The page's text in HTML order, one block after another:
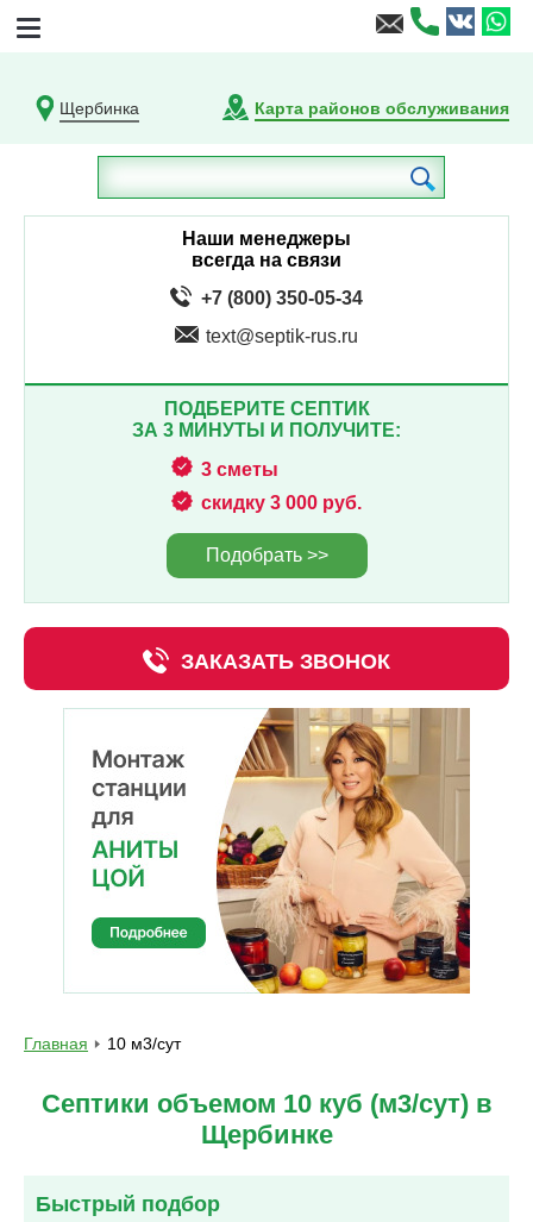
Щербинка Карта районов обслуживания
Главная 10 м3/сут
Септики объемом 10 куб (м3/сут) в
Щербинке
Быстрый подбор
Наши менеджеры
всегда на связи
+7 (800) 350-05-34
text@septik-rus.ru
ПОДБЕРИТЕ СЕПТИК
ЗА 3 МИНУТЫ И ПОЛУЧИТЕ:
3 сметы
скидку 3 000 руб.
Подобрать >>
ЗАКАЗАТЬ ЗВОНОК